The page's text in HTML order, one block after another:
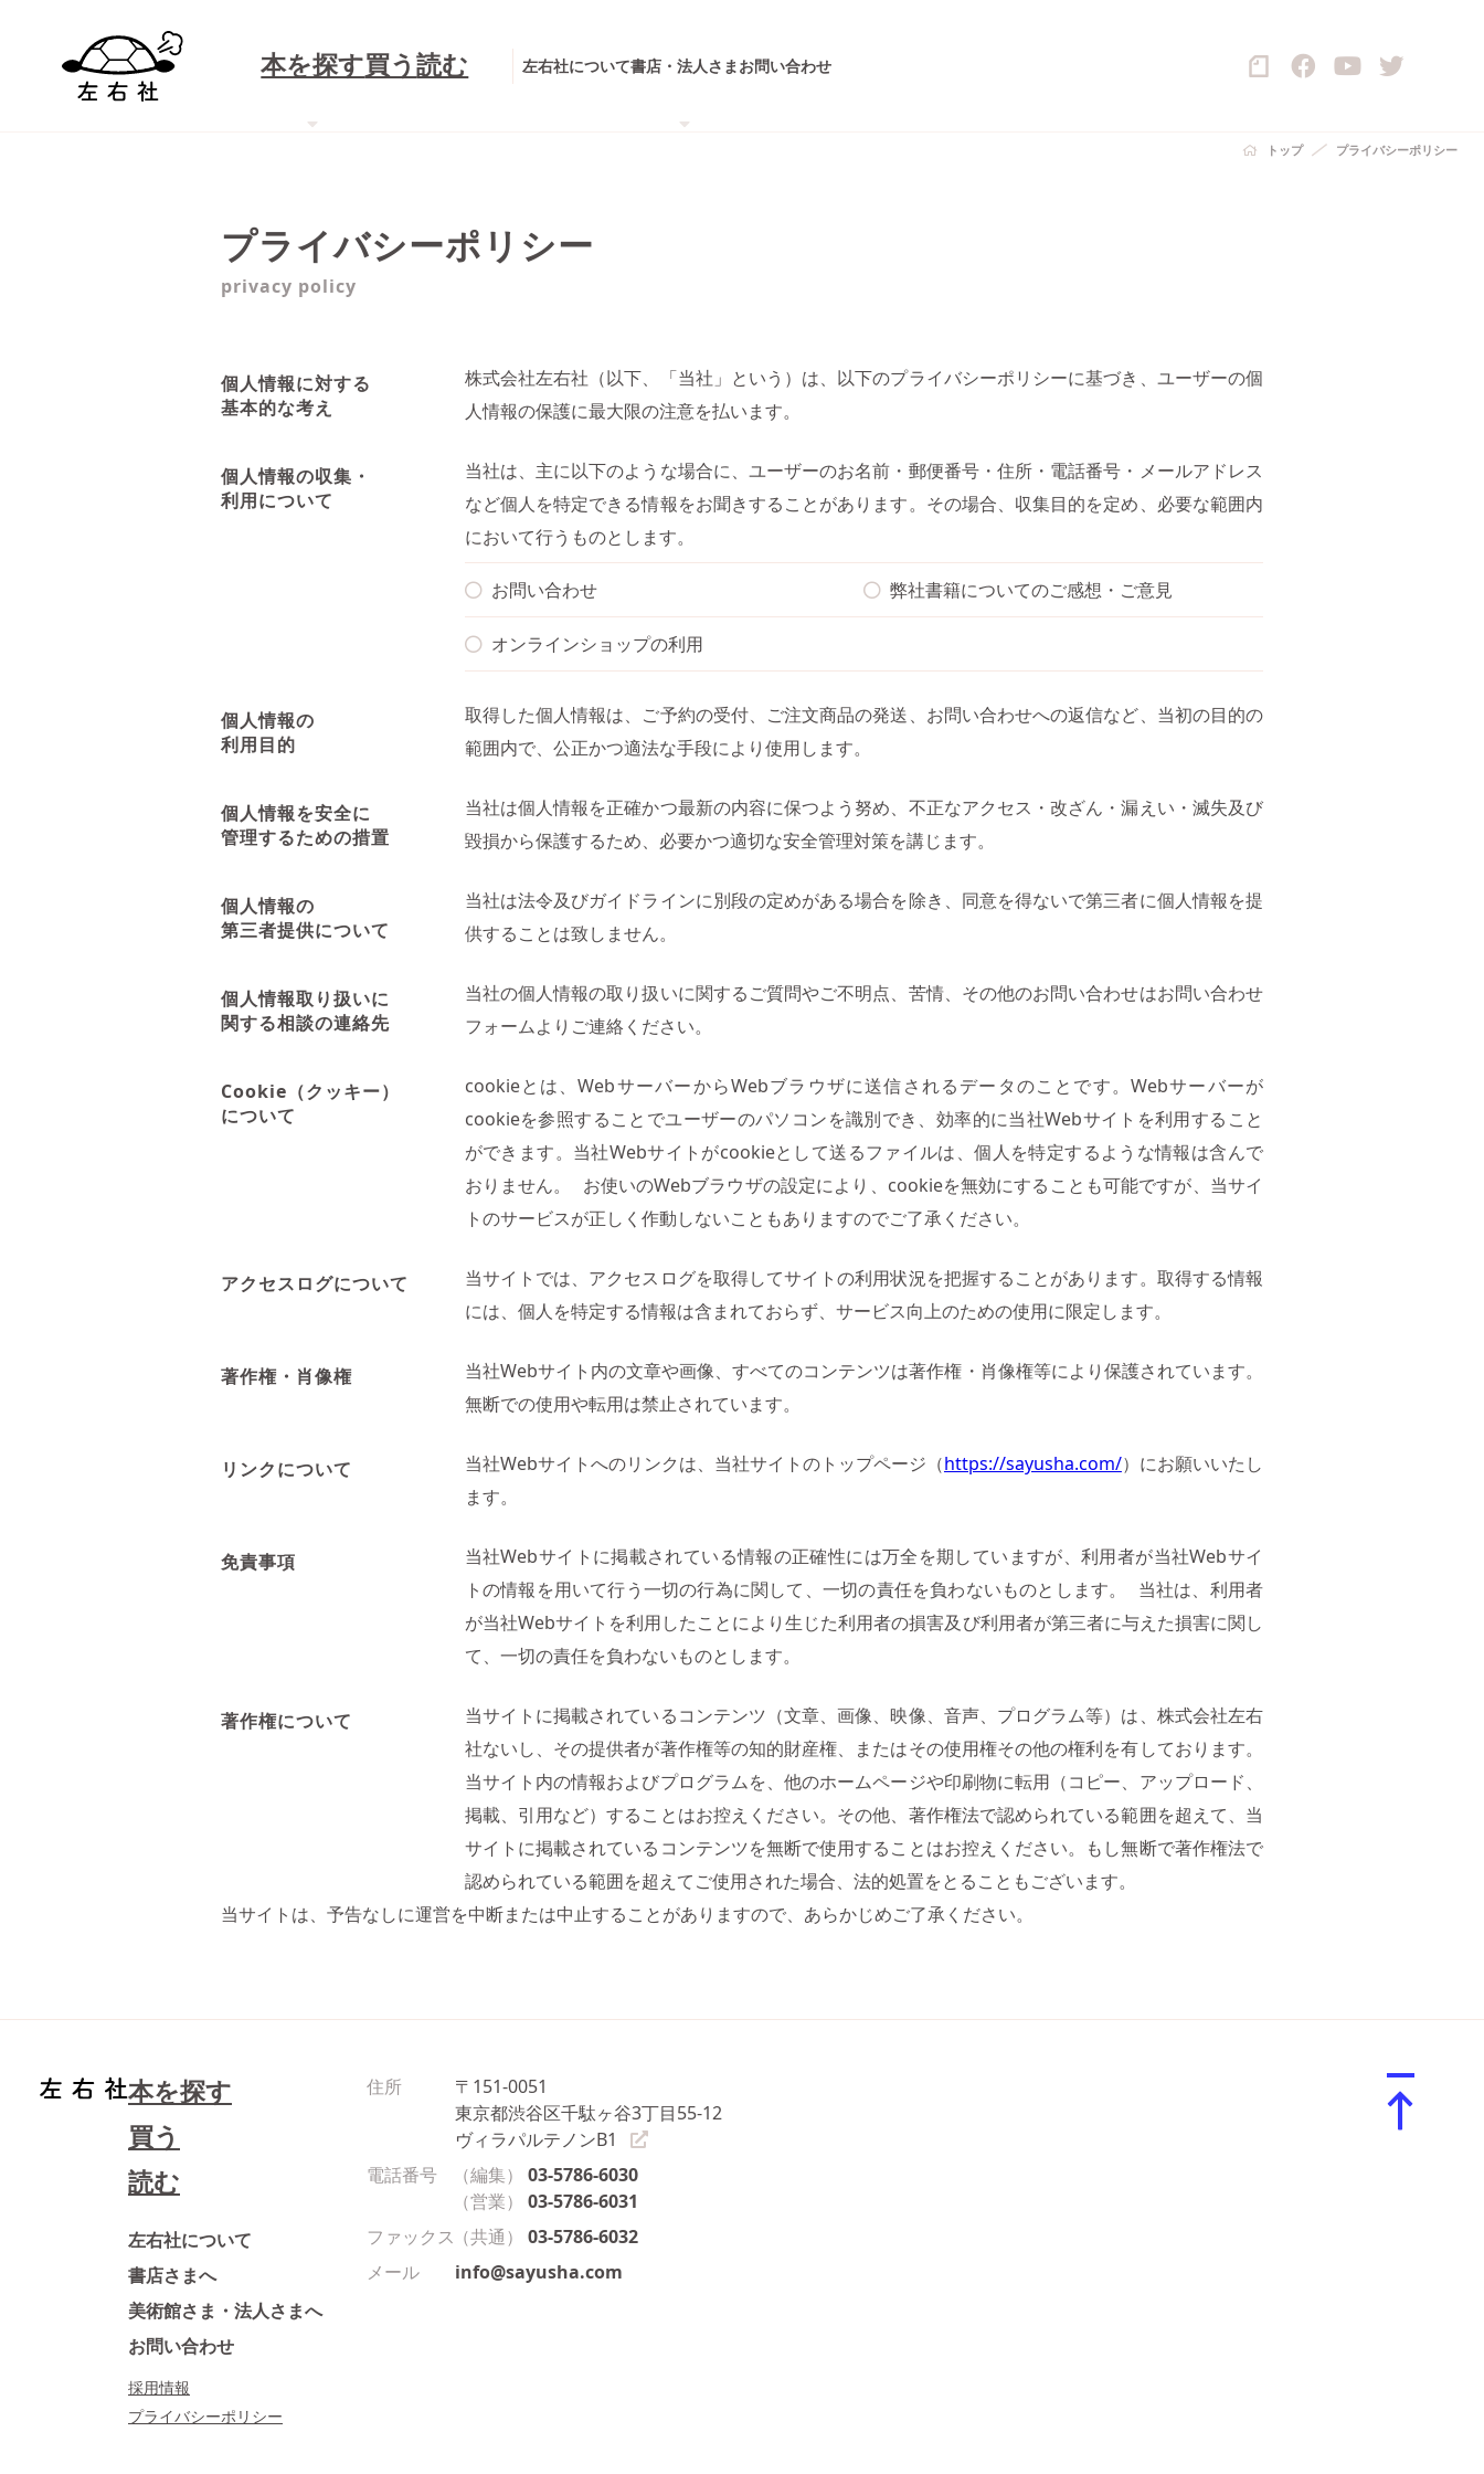
本を探す買う読む 左右社について書店・法人さまお問い合わせ
トップ プライバシーポリシー
プライバシーポリシー
privacy policy
個人情報に対する
基本的な考え
株式会社左右社（以下、「当社」という）は、以下のプライバシーポリシーに基づき、ユーザーの個
人情報の保護に最大限の注意を払います。
個人情報の収集・
利用について
当社は、主に以下のような場合に、ユーザーのお名前・郵便番号・住所・電話番号・メールアドレス
など個人を特定できる情報をお聞きすることがあります。その場合、収集目的を定め、必要な範囲内
において行うものとします。
お問い合わせ 弊社書籍についてのご感想・ご意見
オンラインショップの利用
個人情報の
利用目的
取得した個人情報は、ご予約の受付、ご注文商品の発送、お問い合わせへの返信など、当初の目的の
範囲内で、公正かつ適法な手段により使用します。
個人情報を安全に
管理するための措置
当社は個人情報を正確かつ最新の内容に保つよう努め、不正なアクセス・改ざん・漏えい・滅失及び
毀損から保護するため、必要かつ適切な安全管理対策を講じます。
個人情報の
第三者提供について
当社は法令及びガイドラインに別段の定めがある場合を除き、同意を得ないで第三者に個人情報を提
供することは致しません。
個人情報取り扱いに
関する相談の連絡先
当社の個人情報の取り扱いに関するご質問やご不明点、苦情、その他のお問い合わせはお問い合わせ
フォームよりご連絡ください。
Cookie（クッキー）
について
cookieとは、WebサーバーからWebブラウザに送信されるデータのことです。Webサーバーが
cookieを参照することでユーザーのパソコンを識別でき、効率的に当社Webサイトを利用すること
ができます。当社Webサイトがcookieとして送るファイルは、個人を特定するような情報は含んで
おりません。 お使いのWebブラウザの設定により、cookieを無効にすることも可能ですが、当サイ
トのサービスが正しく作動しないこともありますのでご了承ください。
アクセスログについて
当サイトでは、アクセスログを取得してサイトの利用状況を把握することがあります。取得する情報
には、個人を特定する情報は含まれておらず、サービス向上のための使用に限定します。
著作権・肖像権
当社Webサイト内の文章や画像、すべてのコンテンツは著作権・肖像権等により保護されています。
無断での使用や転用は禁止されています。
リンクについて 当社Webサイトへのリンクは、当社サイトのトップページ（https://sayusha.com/）にお願いいたし
ます。
免責事項
当社Webサイトに掲載されている情報の正確性には万全を期していますが、利用者が当社Webサイ
トの情報を用いて行う一切の行為に関して、一切の責任を負わないものとします。 当社は、利用者
が当社Webサイトを利用したことにより生じた利用者の損害及び利用者が第三者に与えた損害に関し
て、一切の責任を負わないものとします。
著作権について
当サイトに掲載されているコンテンツ（文章、画像、映像、音声、プログラム等）は、株式会社左右
社ないし、その提供者が著作権等の知的財産権、またはその使用権その他の権利を有しております。
当サイト内の情報およびプログラムを、他のホームページや印刷物に転用（コピー、アップロード、
掲載、引用など）することはお控えください。その他、著作権法で認められている範囲を超えて、当
サイトに掲載されているコンテンツを無断で使用することはお控えください。もし無断で著作権法で
認められている範囲を超えてご使用された場合、法的処置をとることもございます。
当サイトは、予告なしに運営を中断または中止することがありますので、あらかじめご了承ください。
本を探す
買う
読む
左右社について
書店さまへ
美術館さま・法人さまへ
お問い合わせ
採用情報
プライバシーポリシー
住所
〒151-0051
東京都渋谷区千駄ヶ谷3丁目55-12
ヴィラパルテノンB1
電話番号
（編集）
03-5786-6030
（営業）
03-5786-6031
ファックス （共通）
03-5786-6032
メール
info@sayusha.com